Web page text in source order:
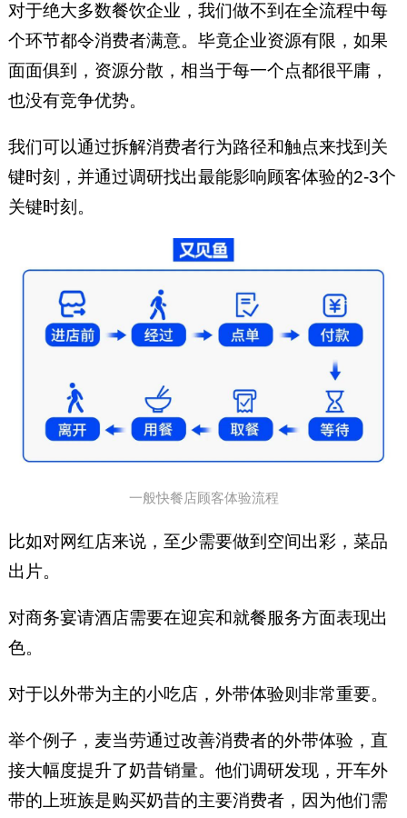
对于绝大多数餐饮企业，我们做不到在全流程中每
个环节都令消费者满意。毕竟企业资源有限，如果
面面俱到，资源分散，相当于每一个点都很平庸，
也没有竞争优势。
我们可以通过拆解消费者行为路径和触点来找到关
键时刻，并通过调研找出最能影响顾客体验的2-3个
关键时刻。
一般快餐店顾客体验流程
比如对网红店来说，至少需要做到空间出彩，菜品
出片。
对商务宴请酒店需要在迎宾和就餐服务方面表现出
色。
对于以外带为主的小吃店，外带体验则非常重要。
举个例子，麦当劳通过改善消费者的外带体验，直
接大幅度提升了奶昔销量。他们调研发现，开车外
带的上班族是购买奶昔的主要消费者，因为他们需